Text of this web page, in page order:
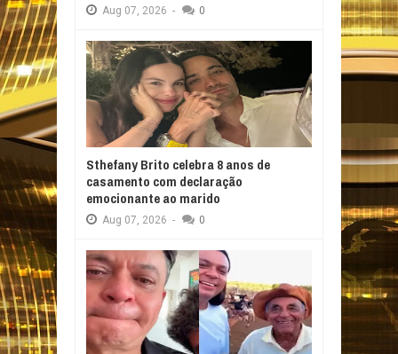
Aug 07, 2026 - 0
Sthefany Brito celebra 8 anos de
casamento com declaração
emocionante ao marido
Aug 07, 2026 - 0